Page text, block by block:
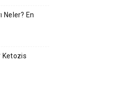
Neler? En
Ketozis